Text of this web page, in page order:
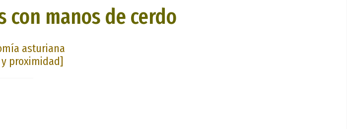
manos de cerdo
asturiana
proximidad]